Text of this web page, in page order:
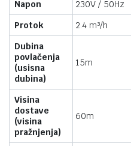
Napon
230V / 50Hz
Protok
2.4 m³/h
Dubina
povlačenja
(usisna
dubina)
15m
Visina
dostave
(visina
pražnjenja)
60m